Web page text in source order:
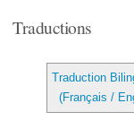
Traductions
Traduction
(Français /